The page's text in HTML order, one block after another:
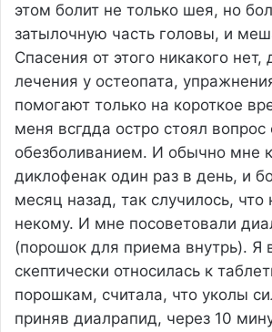
этом болит не только шея, но
затылочную часть головы, и
Спасения от этого никакого
лечения у остеопата,
помогают только на короткое
меня всгдда остро стоял вопрос
обезболиванием. И обычно мне
диклофенак один раз в день, и
месяц назад, так случилось, что
некому. И мне посоветовали
(порошок для приема внутрь). Я
скептически относилась к
порошкам, считала, что уколы
приняв диалрапид, через 10